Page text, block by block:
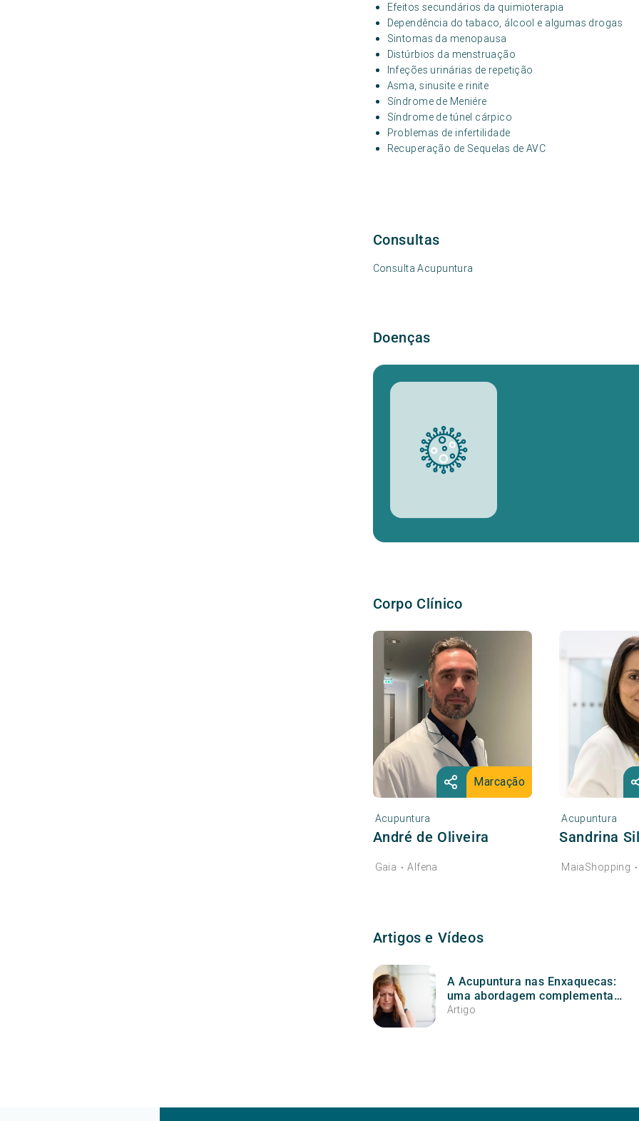
Efeitos secundários da quimioterapia
Dependência do tabaco, álcool e algumas drogas
Sintomas da menopausa
Distúrbios da menstruação
Infeções urinárias de repetição
Asma, sinusite e rinite
Síndrome de Meniére
Síndrome de túnel cárpico
Problemas de infertilidade
Recuperação de Sequelas de AVC
Consultas
Consulta Acupuntura
Doenças
Corpo Clínico
Marcação
Acupuntura
André de Oliveira
Gaia • Alfena
Acupuntura
Sandrina
MaiaShopping •
Artigos e Vídeos
A Acupuntura nas Enxaquecas:
uma abordagem complementar
para prevenir e aliviar as crises
Artigo